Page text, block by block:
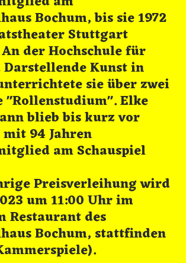
Bochum, bis sie 1972
Stuttgart
der Hochschule für
Kunst in
sie über zwei
"Rollenstudium". Elke
blieb bis kurz vor
94 Jahren
am Schauspiel
Preisverleihung wird
um 11:00 Uhr im
Restaurant des
Bochum, stattfinden